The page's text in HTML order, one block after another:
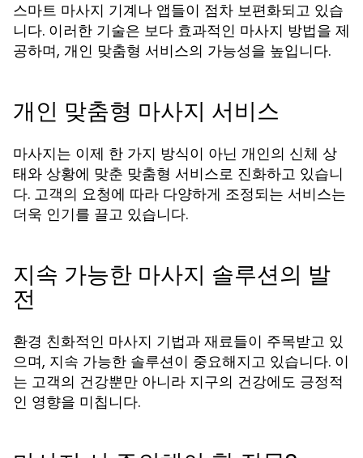
스마트 마사지 기계나 앱들이 점차 보편화되고 있습
니다. 이러한 기술은 보다 효과적인 마사지 방법을 제
공하며, 개인 맞춤형 서비스의 가능성을 높입니다.
개인 맞춤형 마사지 서비스
마사지는 이제 한 가지 방식이 아닌 개인의 신체 상
태와 상황에 맞춘 맞춤형 서비스로 진화하고 있습니
다. 고객의 요청에 따라 다양하게 조정되는 서비스는
더욱 인기를 끌고 있습니다.
지속 가능한 마사지 솔루션의 발
전
환경 친화적인 마사지 기법과 재료들이 주목받고 있
으며, 지속 가능한 솔루션이 중요해지고 있습니다. 이
는 고객의 건강뿐만 아니라 지구의 건강에도 긍정적
인 영향을 미칩니다.